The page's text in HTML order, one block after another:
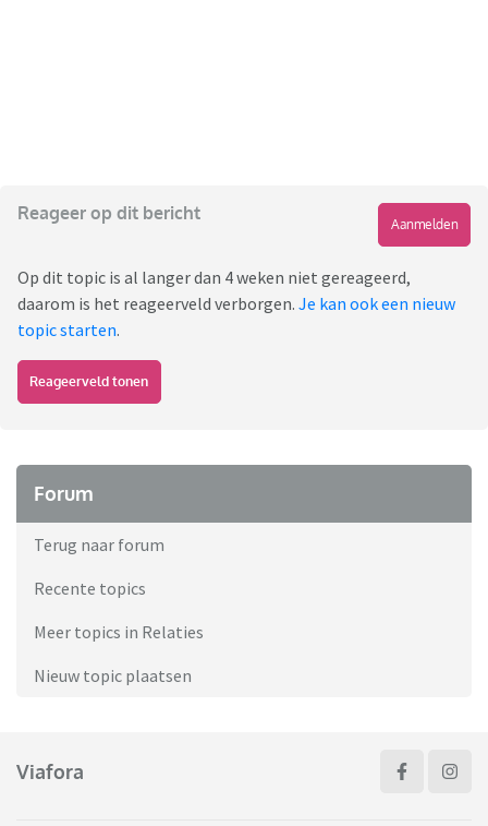
Reageer op dit bericht
Aanmelden
Op dit topic is al langer dan 4 weken niet gereageerd,
daarom is het reageerveld verborgen. Je kan ook een nieuw
topic starten.
Reageerveld tonen
Forum
Terug naar forum
Recente topics
Meer topics in Relaties
Nieuw topic plaatsen
Viafora